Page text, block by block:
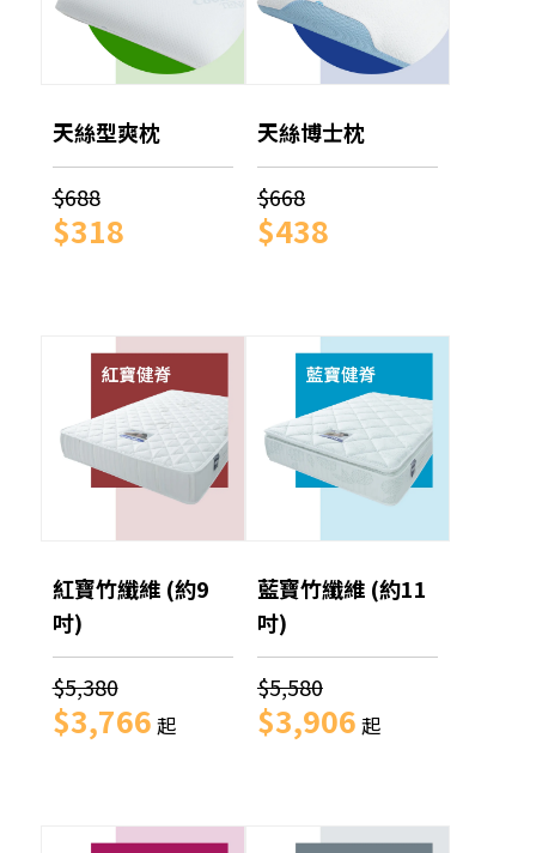
天絲型爽枕
$688
$318
天絲博士枕
$668
$438
紅寶竹纖維 (約9
吋)
$5,380
$3,766 起
藍寶竹纖維 (約11
吋)
$5,580
$3,906 起